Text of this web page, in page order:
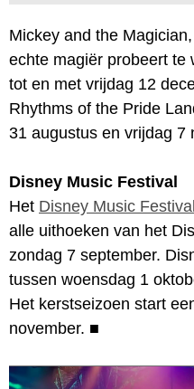
Mickey and the
echte magiër probeert te
tot en met vrijdag 12
Rhythms of the Pride
31 augustus en vrijdag 7
Disney Music Festival
Het Disney Music Festival
alle uithoeken van het
zondag 7 september.
tussen woensdag 1
Het kerstseizoen start
november. ■